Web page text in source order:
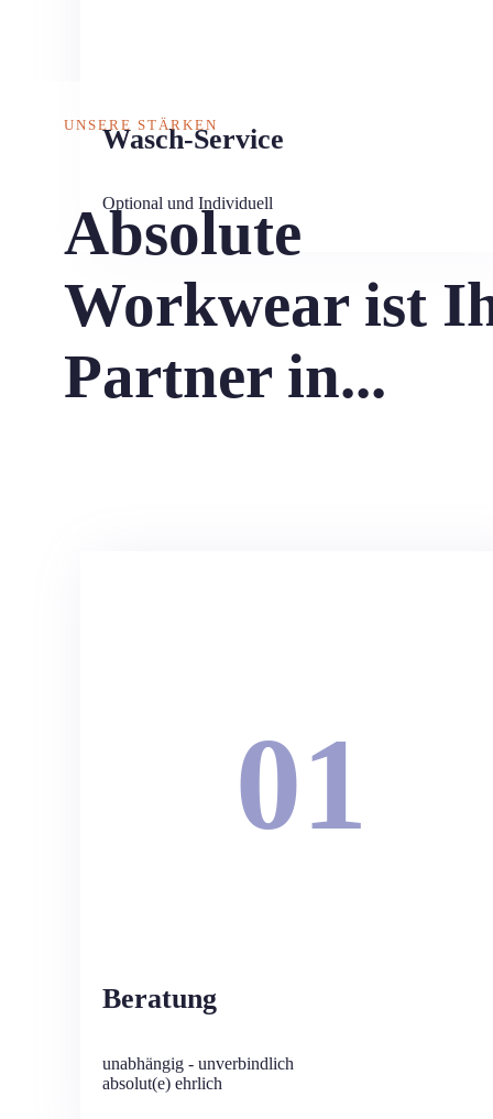
Wasch-Service
Optional und Individuell
UNSERE STÄRKEN
Absolute
Workwear ist
Partner in...
01
Beratung
unabhängig - unverbindlich
absolut(e) ehrlich